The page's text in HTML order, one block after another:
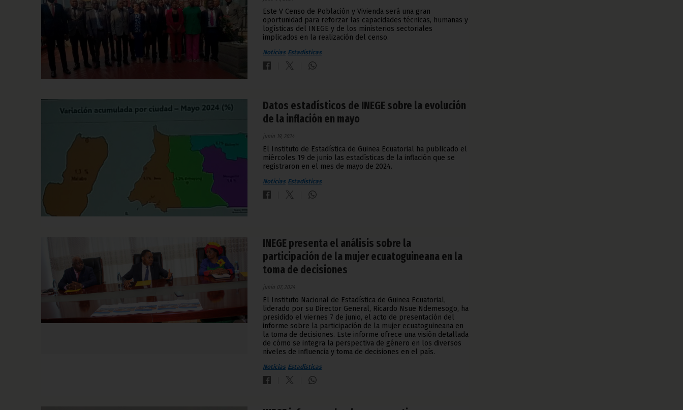
Este V Censo de Población y Vivienda será una gran
oportunidad para reforzar las capacidades técnicas, humanas y
logísticas del INEGE y de los ministerios sectoriales
implicados en la realización del censo.
Noticias Estadísticas
Datos estadísticos de INEGE sobre la evolución
de la inflación en mayo
junio 19, 2024
El Instituto de Estadística de Guinea Ecuatorial ha publicado el
miércoles 19 de junio las estadísticas de la inflación que se
registraron en el mes de mayo de 2024.
Noticias Estadísticas
INEGE presenta el análisis sobre la
participación de la mujer ecuatoguineana en la
toma de decisiones
junio 07, 2024
El Instituto Nacional de Estadística de Guinea Ecuatorial,
liderado por su Director General, Ricardo Nsue Ndemesogo, ha
presidido el viernes 7 de junio, el acto de presentación del
informe sobre la participación de la mujer ecuatoguineana en
la toma de decisiones. Este informe ofrece una visión detallada
de cómo se integra la perspectiva de género en los diversos
niveles de influencia y toma de decisiones en el país.
Noticias Estadísticas